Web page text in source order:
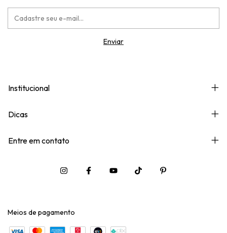
Institucional
Dicas
Entre em contato
Meios de pagamento